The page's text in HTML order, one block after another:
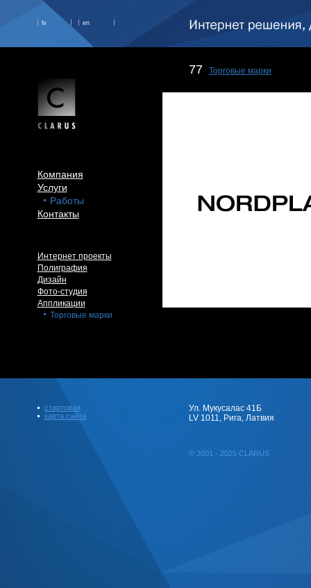
lv en
Компания
Услуги
Работы
Контакты
Интернет проекты
Полиграфия
Дизайн
Фото-студия
Аппликации
Торговые марки
77 Торговые марки
стартовая
карта сайта
Ул. Мукусалас 41Б
LV 1011, Рига, Латвия
© 2001 - 2025 CLARUS